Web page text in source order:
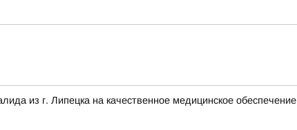
из г. Липецка на качественное медицинское обеспечение